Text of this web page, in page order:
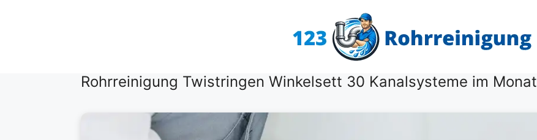
Rohrreinigung Twistringen Winkelsett 30 Kanalsysteme im Monat